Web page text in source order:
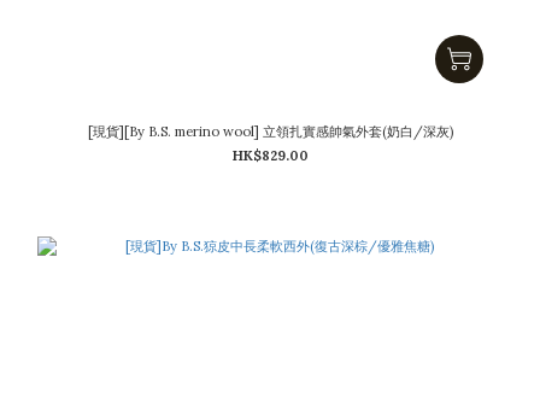
[現貨][By B.S. merino wool] 立領扎實感帥氣外套(奶白/深灰)
HK$829.00